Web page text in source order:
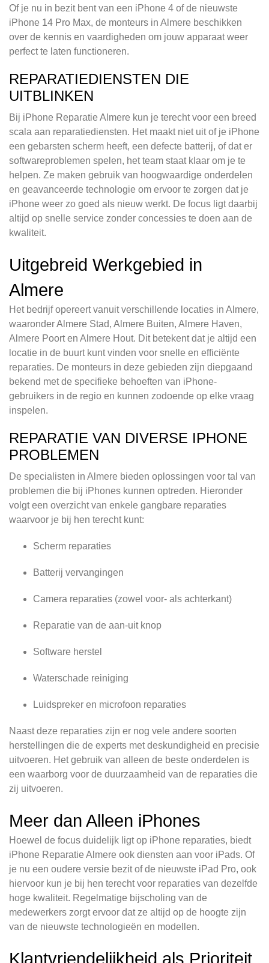
Of je nu in bezit bent van een iPhone 4 of de nieuwste
iPhone 14 Pro Max, de monteurs in Almere beschikken
over de kennis en vaardigheden om jouw apparaat weer
perfect te laten functioneren.
REPARATIEDIENSTEN DIE
UITBLINKEN
Bij iPhone Reparatie Almere kun je terecht voor een breed
scala aan reparatiediensten. Het maakt niet uit of je iPhone
een gebarsten scherm heeft, een defecte batterij, of dat er
softwareproblemen spelen, het team staat klaar om je te
helpen. Ze maken gebruik van hoogwaardige onderdelen
en geavanceerde technologie om ervoor te zorgen dat je
iPhone weer zo goed als nieuw werkt. De focus ligt daarbij
altijd op snelle service zonder concessies te doen aan de
kwaliteit.
Uitgebreid Werkgebied in
Almere
Het bedrijf opereert vanuit verschillende locaties in Almere,
waaronder Almere Stad, Almere Buiten, Almere Haven,
Almere Poort en Almere Hout. Dit betekent dat je altijd een
locatie in de buurt kunt vinden voor snelle en efficiënte
reparaties. De monteurs in deze gebieden zijn diepgaand
bekend met de specifieke behoeften van iPhone-
gebruikers in de regio en kunnen zodoende op elke vraag
inspelen.
REPARATIE VAN DIVERSE IPHONE
PROBLEMEN
De specialisten in Almere bieden oplossingen voor tal van
problemen die bij iPhones kunnen optreden. Hieronder
volgt een overzicht van enkele gangbare reparaties
waarvoor je bij hen terecht kunt:
Scherm reparaties
Batterij vervangingen
Camera reparaties (zowel voor- als achterkant)
Reparatie van de aan-uit knop
Software herstel
Waterschade reiniging
Luidspreker en microfoon reparaties
Naast deze reparaties zijn er nog vele andere soorten
herstellingen die de experts met deskundigheid en precisie
uitvoeren. Het gebruik van alleen de beste onderdelen is
een waarborg voor de duurzaamheid van de reparaties die
zij uitvoeren.
Meer dan Alleen iPhones
Hoewel de focus duidelijk ligt op iPhone reparaties, biedt
iPhone Reparatie Almere ook diensten aan voor iPads. Of
je nu een oudere versie bezit of de nieuwste iPad Pro, ook
hiervoor kun je bij hen terecht voor reparaties van dezelfde
hoge kwaliteit. Regelmatige bijscholing van de
medewerkers zorgt ervoor dat ze altijd op de hoogte zijn
van de nieuwste technologieën en modellen.
Klantvriendelijkheid als Prioriteit